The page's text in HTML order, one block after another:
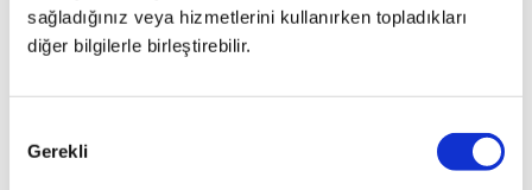
sağladığınız veya hizmetlerini kullanırken topladıkları
diğer bilgilerle birleştirebilir.
Seçimi
Gerekli
kilometre
hıza
yükseliyor.
RS’ler